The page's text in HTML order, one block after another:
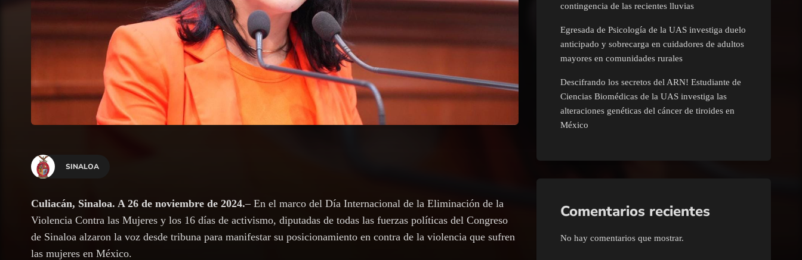
SINALOA
Culiacán, Sinaloa. A 26 de noviembre de 2024.– En el marco del Día Internacional de la Eliminación de la
Violencia Contra las Mujeres y los 16 días de activismo, diputadas de todas las fuerzas políticas del Congreso
de Sinaloa alzaron la voz desde tribuna para manifestar su posicionamiento en contra de la violencia que sufren
las mujeres en México.
contingencia de las recientes lluvias
Egresada de Psicología de la UAS investiga duelo
anticipado y sobrecarga en cuidadores de adultos
mayores en comunidades rurales
Descifrando los secretos del ARN! Estudiante de
Ciencias Biomédicas de la UAS investiga las
alteraciones genéticas del cáncer de tiroides en
México
Comentarios recientes
No hay comentarios que mostrar.